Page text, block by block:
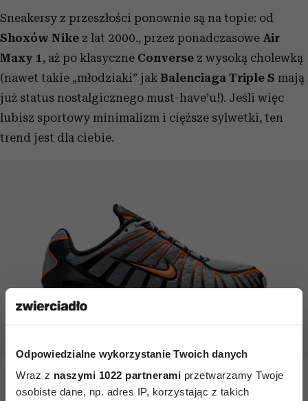
Odpowiedzialne wykorzystanie Twoich danych
Wraz z naszymi 1022 partnerami przetwarzamy Twoje
osobiste dane, np. adres IP, korzystając z takich
Sneakersy z przeszłości ponownie są na topie: od
Shoxów Nike z lat 2000., przez ponadczasowe Air
Maxy 1, aż po klasyczne Converse z wysoką cholewką
(nawet takie „młodziaki” jak Balenciaga Triple S mają
już status nostalgicznego must-have’u!). Jeśli więc
lubisz sportowy minimalizm i cięższe sylwetki, ten
trend jest dla ciebie.
Nike Shox TL